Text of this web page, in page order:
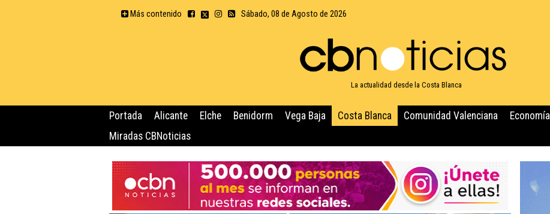
Más contenido Sábado, 08 de Agosto de 2026
La actualidad desde la Costa Blanca
Portada Alicante Elche Benidorm Vega Baja Costa Blanca Comunidad Valenciana Economía
Miradas CBNoticias